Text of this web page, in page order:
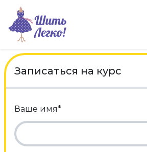
Записаться на курс
Ваше имя*